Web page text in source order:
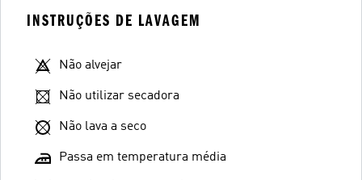
INSTRUÇÕES DE LAVAGEM
Não alvejar
Não utilizar secadora
Não lava a seco
Passa em temperatura média